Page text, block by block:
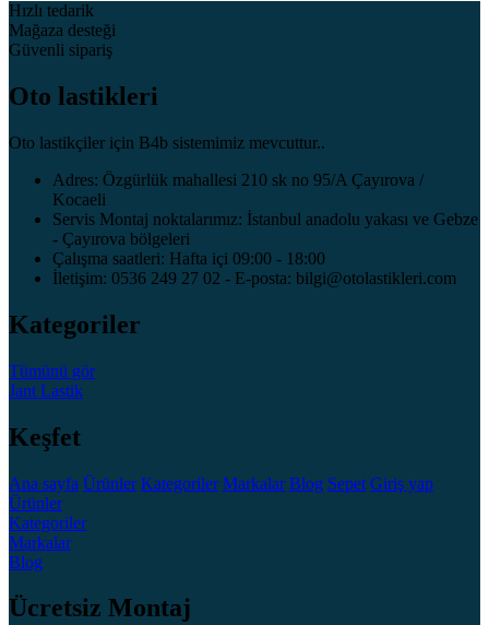
Hızlı tedarik
Mağaza desteği
Güvenli sipariş
Oto lastikleri
Oto lastikçiler için B4b sistemimiz mevcuttur..
Adres: Özgürlük mahallesi 210 sk no 95/A Çayırova /
Kocaeli
Servis Montaj noktalarımız: İstanbul anadolu yakası ve Gebze
- Çayırova bölgeleri
Çalışma saatleri: Hafta içi 09:00 - 18:00
İletişim: 0536 249 27 02 - E-posta: bilgi@otolastikleri.com
Kategoriler
Tümünü gör
Jant Lastik
Keşfet
Ana sayfa Ürünler Kategoriler Markalar Blog Sepet Giriş yap
Ürünler
Kategoriler
Markalar
Blog
Ücretsiz Montaj